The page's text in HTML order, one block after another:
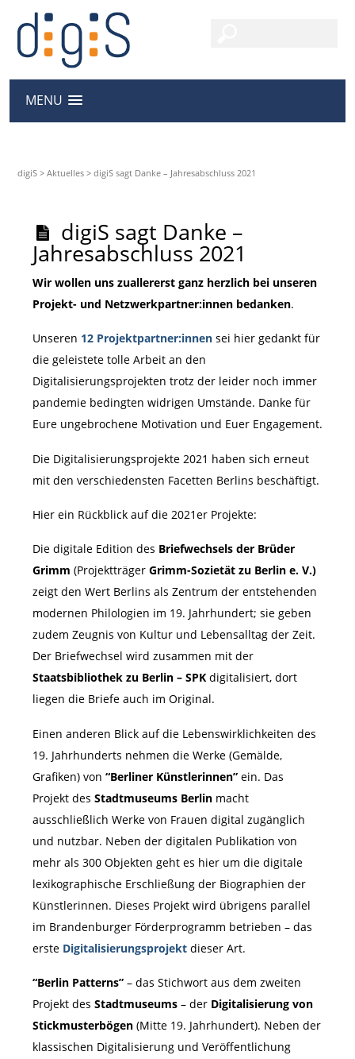
MENU
digiS >Aktuelles >digiS sagt Danke – Jahresabschluss 2021
digiS sagt Danke –
Jahresabschluss 2021
Wir wollen uns zuallererst ganz herzlich bei unseren
Projekt- und Netzwerkpartner:innen bedanken.
Unseren 12 Projektpartner:innensei hier gedankt für
die geleistete tolle Arbeit an den
Digitalisierungsprojekten trotz der leider noch immer
pandemie bedingten widrigen Umstände. Danke für
Eure ungebrochene Motivation und Euer Engagement.
Die Digitalisierungsprojekte 2021 haben sich erneut
mit den verschiedensten Facetten Berlins beschäftigt.
Hier ein Rückblick auf die 2021er Projekte:
Die digitale Edition des Briefwechsels der Brüder
Grimm (Projektträger Grimm-Sozietät zu Berlin e. V.)
zeigt den Wert Berlins als Zentrum der entstehenden
modernen Philologien im 19. Jahrhundert; sie geben
zudem Zeugnis von Kultur und Lebensalltag der Zeit.
Der Briefwechsel wird zusammen mit der
Staatsbibliothek zu Berlin – SPKdigitalisiert, dort
liegen die Briefe auch im Original.
Einen anderen Blick auf die Lebenswirklichkeiten des
19. Jahrhunderts nehmen die Werke (Gemälde,
Grafiken) von “Berliner Künstlerinnen” ein. Das
Projekt des Stadtmuseums Berlinmacht
ausschließlich Werke von Frauen digital zugänglich
und nutzbar. Neben der digitalen Publikation von
mehr als 300 Objekten geht es hier um die digitale
lexikographische Erschließung der Biographien der
Künstlerinnen. Dieses Projekt wird übrigens parallel
im Brandenburger Förderprogramm betrieben – das
ersteDigitalisierungsprojektdieser Art.
“Berlin Patterns”– das Stichwort aus dem zweiten
Projekt des Stadtmuseums– der Digitalisierung von
Stickmusterbögen(Mitte 19. Jahrhundert). Neben der
klassischen Digitalisierung und Veröffentlichung